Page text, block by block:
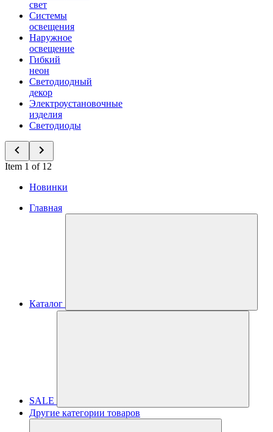
свет
Системы
освещения
Наружное
освещение
Гибкий
неон
Светодиодный
декор
Электроустановочные
изделия
Светодиоды
Item 1 of 12
Новинки
Главная
Каталог
SALE
Другие категории товаров